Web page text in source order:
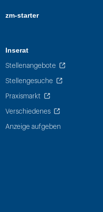
zm-starter
Inserat
Stellenangebote
Stellengesuche
Praxismarkt
Verschiedenes
Anzeige aufgeben